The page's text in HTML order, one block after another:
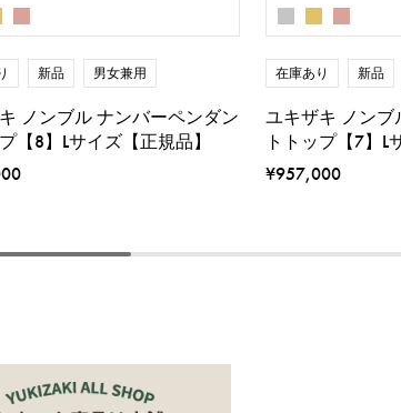
新品 男女兼用
ノンブル ナンバーペンダン
【8】Lサイズ【正規品】
在庫あり 新品
ユキザキ ノンブ
トトップ【7】L
¥957,000